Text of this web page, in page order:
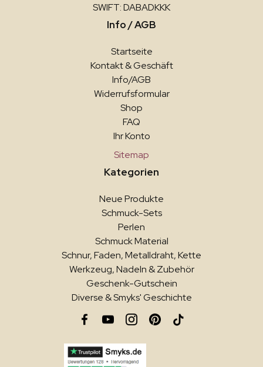
SWIFT: DABADKKK
Info / AGB
Startseite
Kontakt & Geschäft
Info/AGB
Widerrufsformular
Shop
FAQ
Ihr Konto
Sitemap
Kategorien
Neue Produkte
Schmuck-Sets
Perlen
Schmuck Material
Schnur, Faden, Metalldraht, Kette
Werkzeug, Nadeln & Zubehör
Geschenk-Gutschein
Diverse & Smyks' Geschichte